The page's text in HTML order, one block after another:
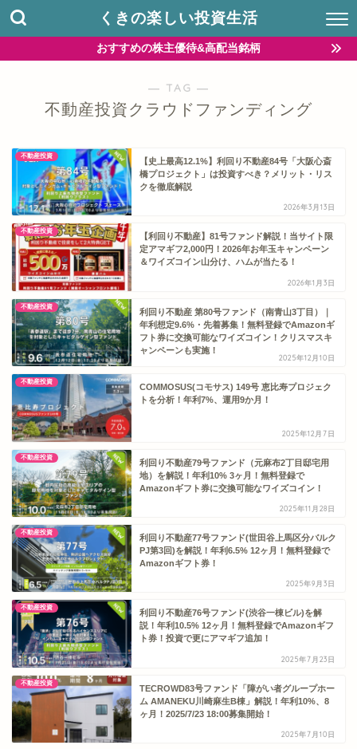
くきの楽しい投資生活
おすすめの株主優待&高配当銘柄
― TAG ―
不動産投資クラウドファンディング
不動産投資
【史上最高12.1%】利回り不動産84号「大阪心斎
橋プロジェクト」は投資すべき？メリット・リス
クを徹底解説
2026年3月13日
不動産投資
【利回り不動産】81号ファンド解説！当サイト限
定アマギフ2,000円！2026年お年玉キャンペーン
＆ワイズコイン山分け、ハムが当たる！
2026年1月3日
不動産投資
利回り不動産 第80号ファンド（南青山3丁目）｜
年利想定9.6%・先着募集！無料登録でAmazonギ
フト券に交換可能なワイズコイン！クリスマスキ
ャンペーンも実施！
2025年12月10日
不動産投資
COMMOSUS(コモサス) 149号 恵比寿プロジェク
トを分析！年利7%、運用9か月！
2025年12月7日
不動産投資
利回り不動産79号ファンド（元麻布2丁目邸宅用
地）を解説！年利10% 3ヶ月！無料登録で
Amazonギフト券に交換可能なワイズコイン！
2025年11月28日
不動産投資
利回り不動産77号ファンド(世田谷上馬区分バルク
PJ第3回)を解説！年利6.5% 12ヶ月！無料登録で
Amazonギフト券！
2025年9月3日
不動産投資
利回り不動産76号ファンド(渋谷一棟ビル)を解
説！年利10.5% 12ヶ月！無料登録でAmazonギフ
ト券！投資で更にアマギフ追加！
2025年7月23日
不動産投資
TECROWD83号ファンド「障がい者グループホー
ム AMANEKU川崎麻生B棟」解説！年利10%、8
ヶ月！2025/7/23 18:00募集開始！
2025年7月10日